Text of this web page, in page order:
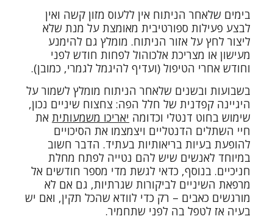
בימים שלאחר הניתוח אין ללעוס מזון קשה ואין
לבצע פעילות ספורטיבית מאומצת על מנת שלא
ליצור לחץ על אזור הניתוח. מומלץ גם להימנע
מעישון או מצריכת אלכוהול לפחות חודש לפני
וחודש אחרי הטיפול (ועדיף להיגמל לגמרי, כמובן).
בשבועות ובשנים שלאחר הניתוח מומלץ לשמור על
היגיינה קפדנית של חלל הפה: צחצוח שיניים נכון,
שימוש בחוט דנטלי וכדומה יאריכו משמעותיתאת
חיי השתלים הדנטליים ויצמצמו את הסיכויים
להופעת בעיות בריאותיות בעתיד. הדבר חשוב
במיוחד לאנשים שיש להם נטייה לפתח מחלת
חניכיים. בנוסף, כדאי לגשת מדי מספר חודשים אל
מרפאת השיניים לביקורות שגרתיות, גם אם לא
מורגשים כאבים – רק כדי לוודא שהכל תקין, ואם יש
בעיה אז לטפל בה לפני שתחמיר.